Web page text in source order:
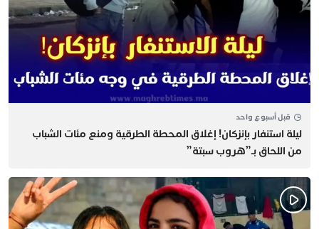
قبل أسبوع واحد
​ليلة استنفار بإنزكان! إغلاق المحطة الطرقية ومنع مئات الشباب
من اللحاق بـ”هروب سبتة”